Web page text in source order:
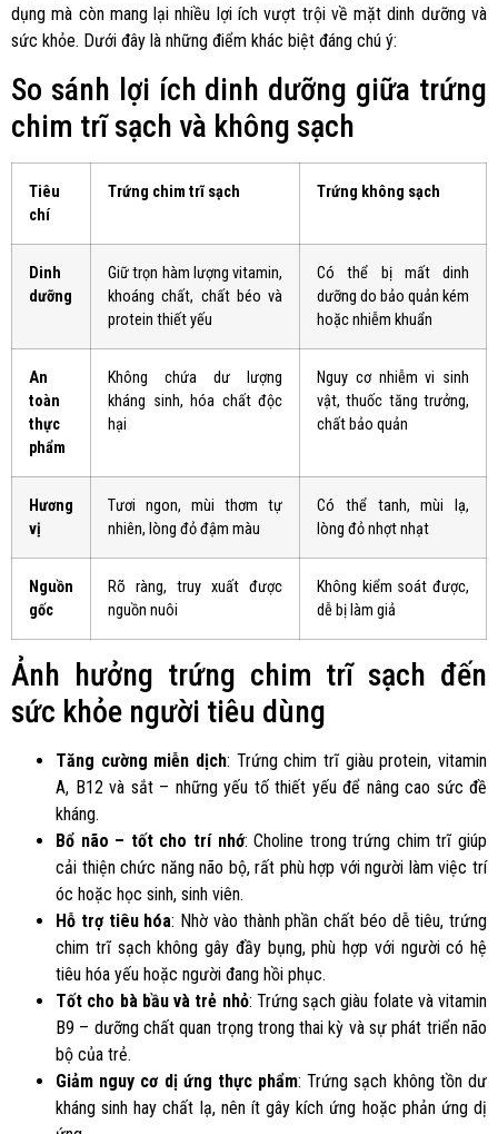
dụng mà còn mang lại nhiều lợi ích vượt trội về mặt dinh dưỡng và
sức khỏe. Dưới đây là những điểm khác biệt đáng chú ý:
So sánh lợi ích dinh dưỡng giữa trứng
chim trĩ sạch và không sạch
Tiêu
chí
Trứng chim trĩ sạch Trứng không sạch
Dinh
dưỡng
Giữ trọn hàm lượng vitamin,
khoáng chất, chất béo và
protein thiết yếu
Có thể bị mất dinh
dưỡng do bảo quản kém
hoặc nhiễm khuẩn
An
toàn
thực
phẩm
Không chứa dư lượng
kháng sinh, hóa chất độc
hại
Nguy cơ nhiễm vi sinh
vật, thuốc tăng trưởng,
chất bảo quản
Hương
vị
Tươi ngon, mùi thơm tự
nhiên, lòng đỏ đậm màu
Có thể tanh, mùi lạ,
lòng đỏ nhợt nhạt
Nguồn
gốc
Rõ ràng, truy xuất được
nguồn nuôi
Không kiểm soát được,
dễ bị làm giả
Ảnh hưởng trứng chim trĩ sạch đến
sức khỏe người tiêu dùng
Tăng cường miễn dịch: Trứng chim trĩ giàu protein, vitamin
A, B12 và sắt – những yếu tố thiết yếu để nâng cao sức đề
kháng.
Bổ não – tốt cho trí nhớ: Choline trong trứng chim trĩ giúp
cải thiện chức năng não bộ, rất phù hợp với người làm việc trí
óc hoặc học sinh, sinh viên.
Hỗ trợ tiêu hóa: Nhờ vào thành phần chất béo dễ tiêu, trứng
chim trĩ sạch không gây đầy bụng, phù hợp với người có hệ
tiêu hóa yếu hoặc người đang hồi phục.
Tốt cho bà bầu và trẻ nhỏ: Trứng sạch giàu folate và vitamin
B9 – dưỡng chất quan trọng trong thai kỳ và sự phát triển não
bộ của trẻ.
Giảm nguy cơ dị ứng thực phẩm: Trứng sạch không tồn dư
kháng sinh hay chất lạ, nên ít gây kích ứng hoặc phản ứng dị